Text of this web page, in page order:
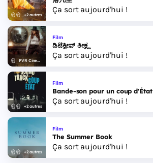
+2 autres
Ça sort aujourd'hui !
PVR Cinemas
Film
ಡಿಟೆಕ್ವೀವ್ ತೀಕ್ಷ್ಣ
Ça sort aujourd'hui !
+2 autres
Film
Bande-son pour un coup d'État
Ça sort aujourd'hui !
+2 autres
Film
The Summer Book
Ça sort aujourd'hui !